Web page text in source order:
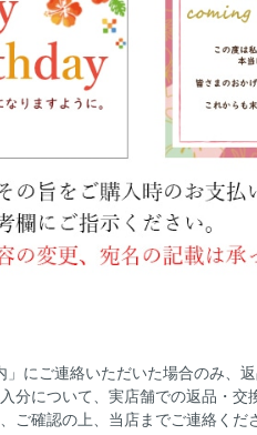
にご連絡いただいた場合のみ、
分について、実店舗での返品・交
ご確認の上、当店までご連絡くだ